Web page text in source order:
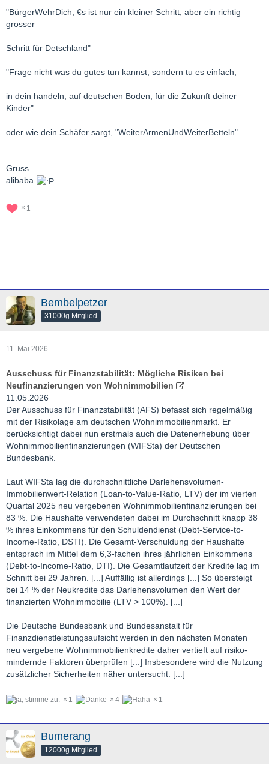
"BürgerWehrDich, €s ist nur ein kleiner Schritt, aber ein richtig
grosser
Schritt für Detschland"
"Frage nicht was du gutes tun kannst, sondern tu es einfach,
in dein handeln, auf deutschen Boden, für die Zukunft deiner
Kinder"
oder wie dein Schäfer sargt, "WeiterArmenUndWeiterBetteln"
Gruss
alibaba
1
Bembelpetzer
31000g Mitglied
11. Mai 2026
Ausschuss für Finanzstabilität: Mögliche Risiken bei
Neufinanzierungen von Wohnimmobilien
11.05.2026
Der Ausschuss für Finanzstabilität (AFS) befasst sich regelmäßig
mit der Risikolage am deutschen Wohnimmobilienmarkt. Er
berücksichtigt dabei nun erstmals auch die Datenerhebung über
Wohnimmobilienfinanzierungen (WIFSta) der Deutschen
Bundesbank.
Laut WIFSta lag die durchschnittliche Darlehensvolumen-
Immobilienwert-Relation (Loan-to-Value-Ratio, LTV) der im vierten
Quartal 2025 neu vergebenen Wohnimmobilienfinanzierungen bei
83 %. Die Haushalte verwendeten dabei im Durchschnitt knapp 38
% ihres Einkommens für den Schuldendienst (Debt-Service-to-
Income-Ratio, DSTI). Die Gesamt-Verschuldung der Haushalte
entsprach im Mittel dem 6,3-fachen ihres jährlichen Einkommens
(Debt-to-Income-Ratio, DTI). Die Gesamtlaufzeit der Kredite lag im
Schnitt bei 29 Jahren. [...] Auffällig ist allerdings [...] So übersteigt
bei 14 % der Neukredite das Darlehensvolumen den Wert der
finanzierten Wohnimmobilie (LTV > 100%). [...]
Die Deutsche Bundesbank und Bundesanstalt für
Finanzdienstleistungsaufsicht werden in den nächsten Monaten
neu vergebene Wohnimmobilienkredite daher vertieft auf risiko-
mindernde Faktoren überprüfen [...] Insbesondere wird die Nutzung
zusätzlicher Sicherheiten näher untersucht. [...]
1 4 1
Bumerang
12000g Mitglied